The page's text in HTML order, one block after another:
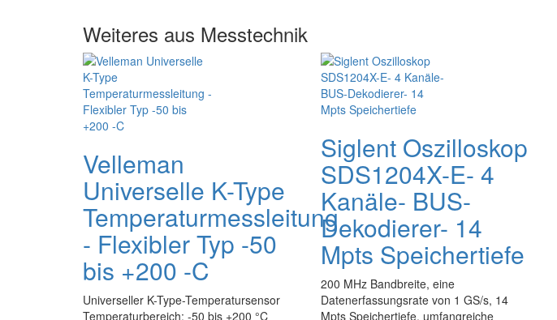
Weiteres aus Messtechnik
Velleman
Universelle K-Type
Temperaturmessleitung
- Flexibler Typ -50
bis +200 -C
Universeller K-Type-Temperatursensor
Temperaturbereich: -50 bis +200 °C
Siglent Oszilloskop
SDS1204X-E- 4
Kanäle- BUS-
Dekodierer- 14
Mpts Speichertiefe
200 MHz Bandbreite, eine
Datenerfassungsrate von 1 GS/s, 14
Mpts Speichertiefe, umfangreiche